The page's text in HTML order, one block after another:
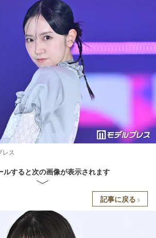
レス
ルすると次の画像が表示されます
記事に戻る